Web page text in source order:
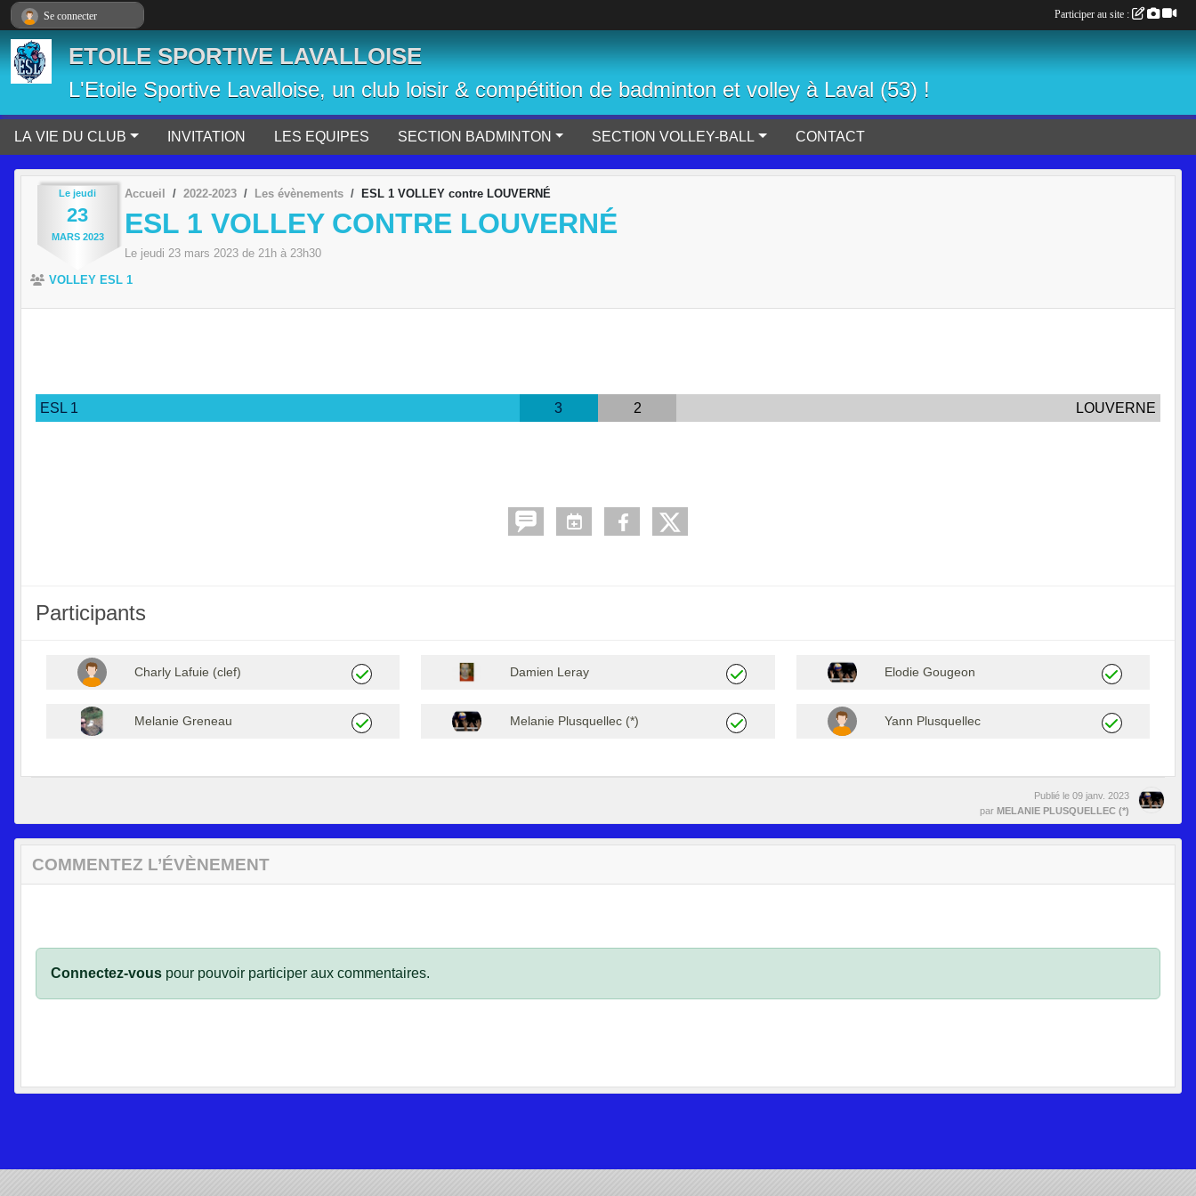
ETOILE SPORTIVE LAVALLOISE
L'Etoile Sportive Lavalloise, un club loisir & compétition de badminton et volley à Laval (53) !
LA VIE DU CLUB INVITATION LES EQUIPES SECTION BADMINTON SECTION VOLLEY-BALL CONTACT
Le jeudi
23
MARS 2023
Accueil 2022-2023 Les évènements ESL 1 VOLLEY contre LOUVERNÉ
ESL 1 VOLLEY CONTRE LOUVERNÉ
Le jeudi 23 mars 2023 de 21h à 23h30
VOLLEY ESL 1
ESL 1 3 2 LOUVERNE
Participants
Charly Lafuie (clef) Damien Leray Elodie Gougeon
Melanie Greneau Melanie Plusquellec (*) Yann Plusquellec
Publié le 09 janv. 2023
par MELANIE PLUSQUELLEC (*)
COMMENTEZ L’ÉVÈNEMENT
Connectez-vous pour pouvoir participer aux commentaires.
Se connecter Participer au site :
Panneau de gestion des cookies